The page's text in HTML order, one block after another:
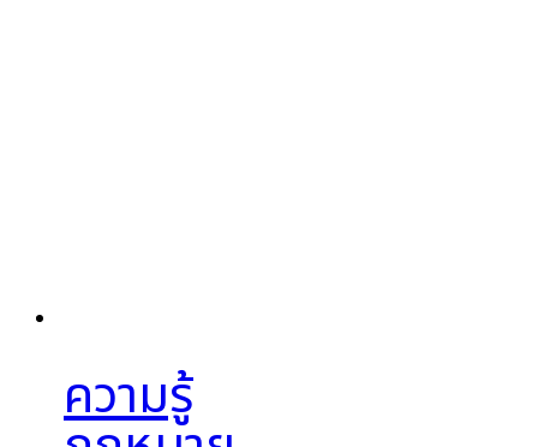
ความรู้